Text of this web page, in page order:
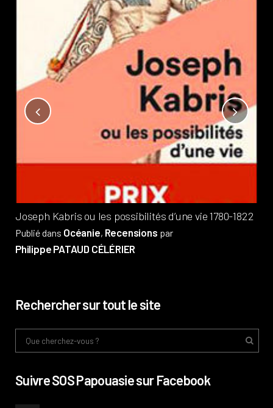
Joseph Kabris ou les possibilités d’une vie 1780-1822
Publié dans Océanie, Recensions par
Philippe PATAUD CÉLÉRIER
Rechercher sur tout le site
Suivre SOS Papouasie sur Facebook